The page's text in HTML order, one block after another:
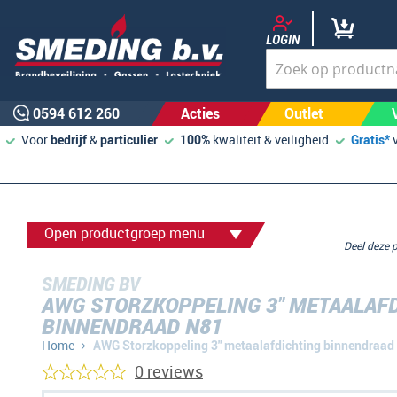
LOGIN
0594 612 260 Acties Outlet
Voorbedrijf&particulier 100% kwaliteit & veiligheid Gratis*
Open productgroep menu
SMEDING BV
AWG STORZKOPPELING 3"
BINNENDRAAD N81
Home AWG Storzkoppeling 3" metaalafdichting binnendraad
Deel
0 reviews